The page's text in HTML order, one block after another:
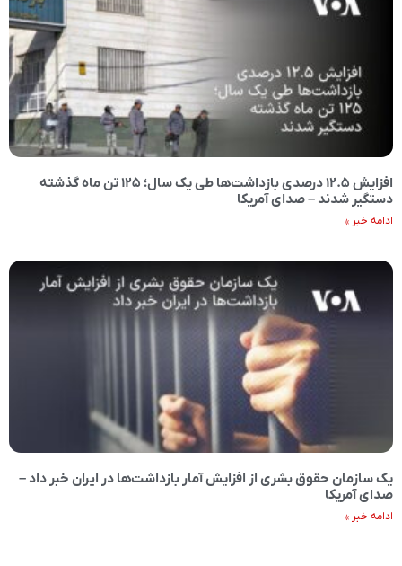
افزایش ۱۲.۵ درصدی بازداشت‌ها طی یک سال؛ ۱۲۵ تن ماه گذشته
دستگیر شدند – صدای آمریکا
ادامه خبر »
یک سازمان حقوق بشری از افزایش آمار بازداشت‌ها در ایران خبر داد –
صدای آمریکا
ادامه خبر »